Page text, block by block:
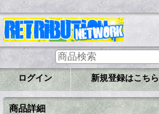
ログイン 新規登録はこちら
商品詳細